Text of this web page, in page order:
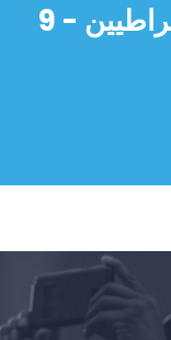
الأخبار السارة عن الديمقراطيين - 9